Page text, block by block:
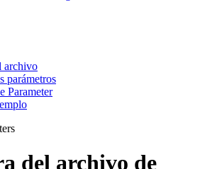
archivo
parámetros
Parameter
del archivo de